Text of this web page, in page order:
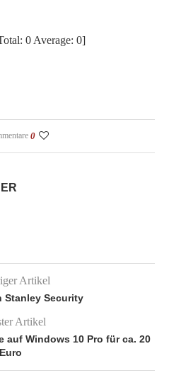
0 Average: 0]
0
Artikel
Stanley Security
Artikel
auf Windows 10 Pro für ca. 20
Euro